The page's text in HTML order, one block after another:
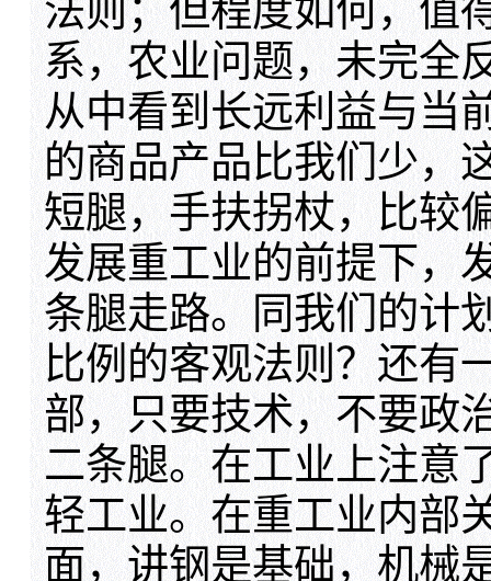
法则；但程度如何，值
系，农业问题，未完全
从中看到长远利益与当
的商品产品比我们少，
短腿，手扶拐杖，比较
发展重工业的前提下，
条腿走路。同我们的计
比例的客观法则？还有
部，只要技术，不要政
二条腿。在工业上注意
轻工业。在重工业内部
面，讲钢是基础，机械